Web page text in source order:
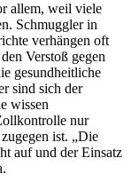
allem, weil viele
Schmuggler in
verhängen oft
Verstoß gegen
gesundheitliche
sind sich der
wissen
nur
ist. „Die
auf und der Einsatz